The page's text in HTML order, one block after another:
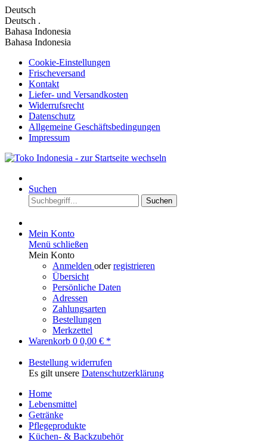
Deutsch
Deutsch .
Bahasa Indonesia
Bahasa Indonesia
Cookie-Einstellungen
Frischeversand
Kontakt
Liefer- und Versandkosten
Widerrufsrecht
Datenschutz
Allgemeine Geschäftsbedingungen
Impressum
Suchen
Suchen
Mein Konto
Menü schließen
Mein Konto
Anmelden oderregistrieren
Übersicht
Persönliche Daten
Adressen
Zahlungsarten
Bestellungen
Merkzettel
Warenkorb 0 0,00 € *
Bestellung widerrufen
Es gilt unsere Datenschutzerklärung
Home
Lebensmittel
Getränke
Pflegeprodukte
Küchen- & Backzubehör